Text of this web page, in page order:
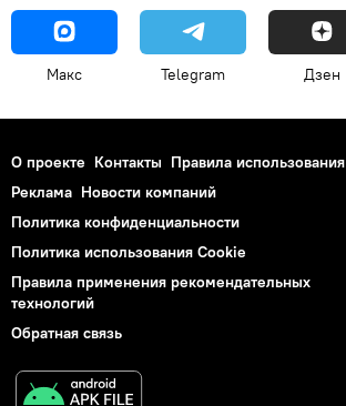
Макс Telegram Дзен
О проекте Контакты Правила использования
Реклама Новости компаний
Политика конфиденциальности
Политика использования Cookie
Правила применения рекомендательных
технологий
Обратная связь